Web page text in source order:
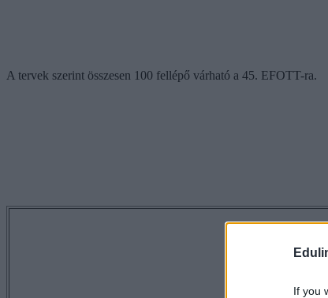
If you
A tervek szerint összesen 100 fellépő várható a 45. EFOTT-ra.